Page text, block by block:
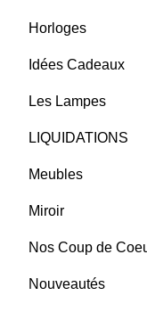
Horloges
Idées Cadeaux
Les Lampes
LIQUIDATIONS
Meubles
Miroir
Nos Coup de
Nouveautés